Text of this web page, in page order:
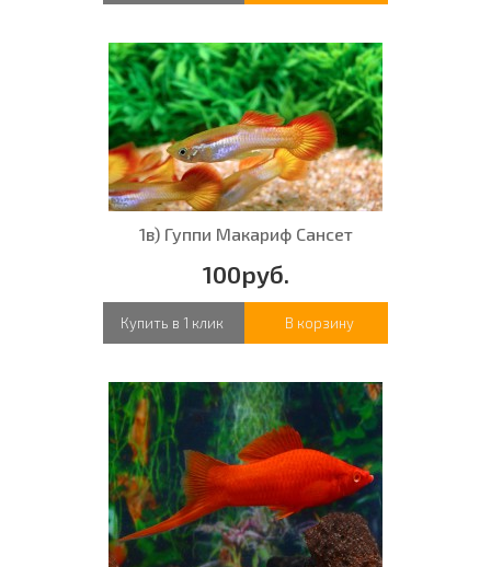
1в) Гуппи Макариф Сансет
100руб.
Купить в 1 клик В корзину